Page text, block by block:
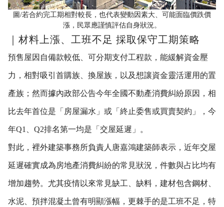
圖/若合約完工期相對較長，也代表變動因素大、可能面臨價跌價
漲，民眾應謹慎評估自身狀況。
｜材料上漲、工班不足 採取保守工期策略
預售屋因自備款較低、可分期支付工程款，能緩解資金壓
力，相對吸引首購族、換屋族，以及想讓資金靈活運用的置
產族；然而據內政部公告今年全國不動產消費糾紛原因，相
比去年首位是「房屋漏水」或「終止委售或買賣契約」，今
年Q1、Q2排名第一均是「交屋延遲」。
對此，裡外建築事務所負責人唐嘉鴻建築師表示，近年交屋
延遲確實成為房地產消費糾紛的常見狀況，件數與占比均有
增加趨勢。尤其疫情以來常見缺工、缺料，建材包含鋼材、
水泥、預拌混凝土曾有明顯漲幅，更棘手的是工班不足，特